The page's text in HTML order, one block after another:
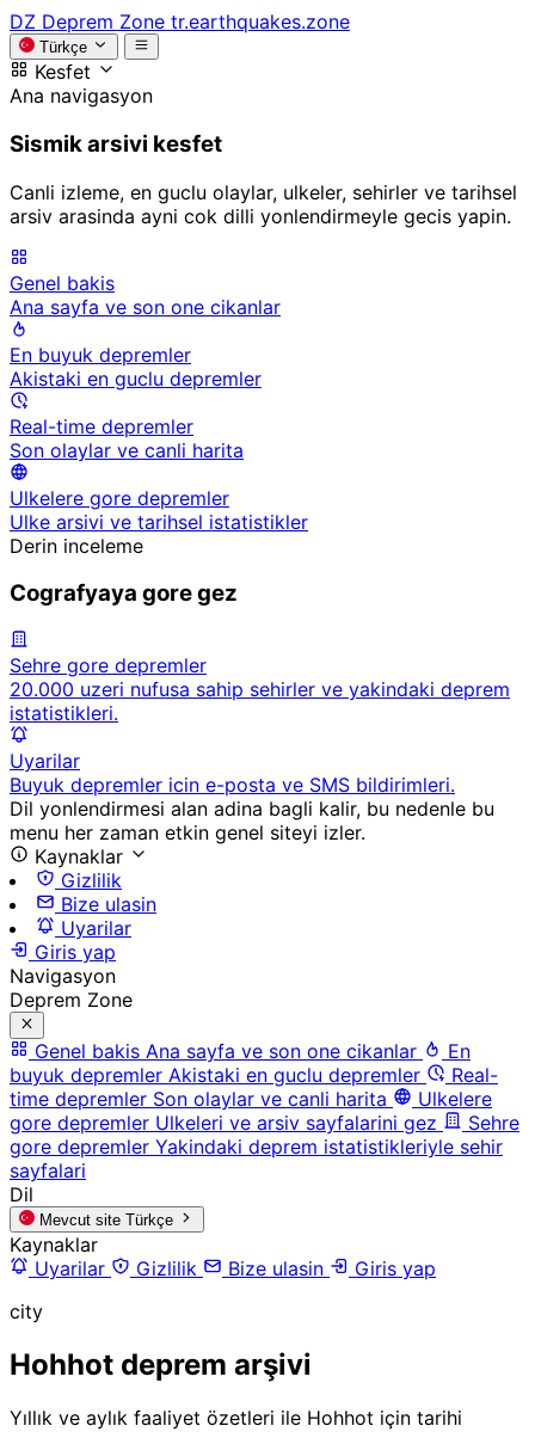
DZ Deprem Zone tr.earthquakes.zone
Türkçe
Kesfet
Ana navigasyon
Sismik arsivi kesfet
Canli izleme, en guclu olaylar, ulkeler, sehirler ve tarihsel
arsiv arasinda ayni cok dilli yonlendirmeyle gecis yapin.
Genel bakis
Ana sayfa ve son one cikanlar
En buyuk depremler
Akistaki en guclu depremler
Real-time depremler
Son olaylar ve canli harita
Ulkelere gore depremler
Ulke arsivi ve tarihsel istatistikler
Derin inceleme
Cografyaya gore gez
Sehre gore depremler
20.000 uzeri nufusa sahip sehirler ve yakindaki deprem
istatistikleri.
Uyarilar
Buyuk depremler icin e-posta ve SMS bildirimleri.
Dil yonlendirmesi alan adina bagli kalir, bu nedenle bu
menu her zaman etkin genel siteyi izler.
Kaynaklar
Gizlilik
Bize ulasin
Uyarilar
Giris yap
Navigasyon
Deprem Zone
Genel bakis Ana sayfa ve son one cikanlar
En
buyuk depremler Akistaki en guclu depremler
Real-
time depremler Son olaylar ve canli harita
Ulkelere
gore depremler Ulkeleri ve arsiv sayfalarini gez
Sehre
gore depremler Yakindaki deprem istatistikleriyle sehir
sayfalari
Dil
Mevcut site Türkçe
Kaynaklar
Uyarilar
Gizlilik Bize ulasin
Giris yap
city
Hohhot deprem arşivi
Yıllık ve aylık faaliyet özetleri ile Hohhot için tarihi